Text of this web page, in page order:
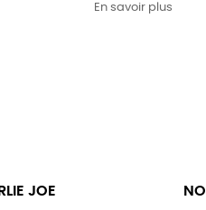
En savoir plus
JOE